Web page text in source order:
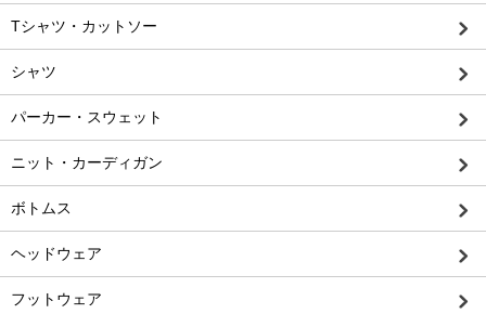
Tシャツ・カットソー
シャツ
パーカー・スウェット
ニット・カーディガン
ボトムス
ヘッドウェア
フットウェア